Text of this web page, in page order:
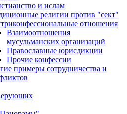
и ислам
религии против "сект"
отношения
Взаимоотношения
мусульманских организаций
Православные юрисдикции
Прочие конфессии
примеры сотрудничества и